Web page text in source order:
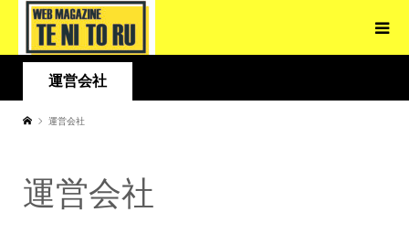
運営会社
運営会社
運営会社